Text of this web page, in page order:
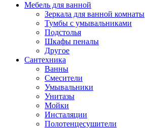
Мебель для ванной
Зеркала для ванной комнаты
Тумбы с умывальниками
Подстолья
Шкафы пеналы
Другое
Сантехника
Ванны
Смесители
Умывальники
Унитазы
Мойки
Инсталяции
Полотенцесушители